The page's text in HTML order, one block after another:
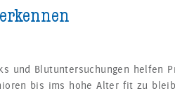
und Blutuntersuchungen helfen
bis ims hohe Alter fit zu